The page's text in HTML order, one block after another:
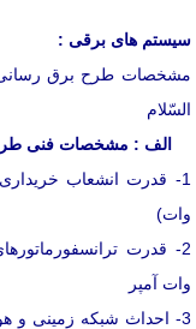
سیستم های برقی :
مشخصات طرح برق رسانی
السّلام
الف : مشخصات فنی
وات)
وات آمپر